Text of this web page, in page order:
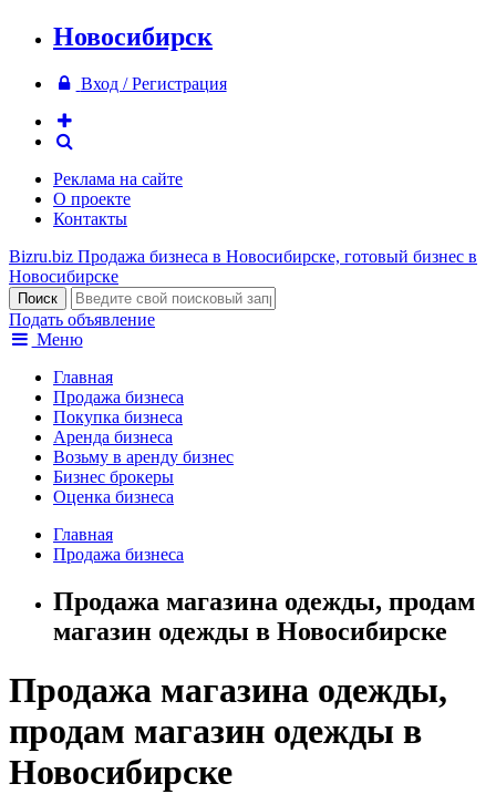
Новосибирск
Вход / Регистрация
Реклама на сайте
О проекте
Контакты
Bizru.biz Продажа бизнеса в Новосибирске, готовый бизнес в
Новосибирске
Подать объявление
Меню
Главная
Продажа бизнеса
Покупка бизнеса
Аренда бизнеса
Возьму в аренду бизнес
Бизнес брокеры
Оценка бизнеса
Главная
Продажа бизнеса
Продажа магазина одежды, продам
магазин одежды в Новосибирске
Продажа магазина одежды,
продам магазин одежды в
Новосибирске